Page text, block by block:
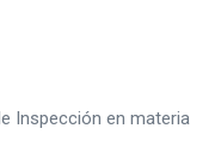
Inspección en materia